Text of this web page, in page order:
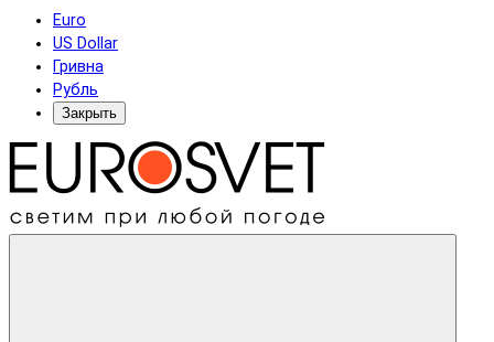
Euro
US Dollar
Гривна
Рубль
Закрыть